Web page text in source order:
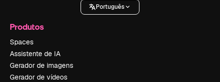
Português
Produtos
Spaces
Assistente de IA
Gerador de imagens
Gerador de vídeos